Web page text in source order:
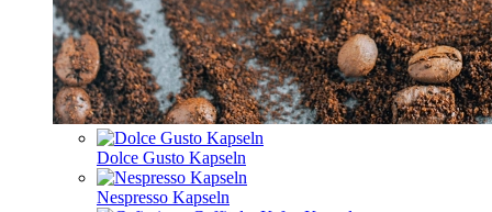
Dolce Gusto Kapseln
Nespresso Kapseln